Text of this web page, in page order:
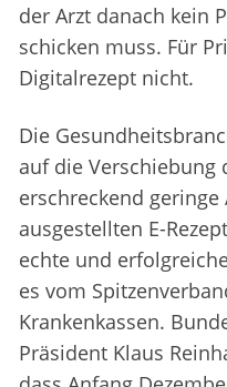
der Arzt danach kein
schicken muss. Für
Digitalrezept nicht.
Die
auf die Verschiebung
erschreckend
ausgestellten E-
echte und
es vom
Krankenkassen.
Präsident Klaus